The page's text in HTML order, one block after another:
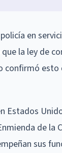
en
la ley de
confirmó esto
Estados
de la
sus